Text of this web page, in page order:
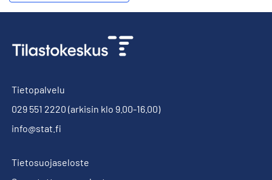
Tietopalvelu
029 551 2220 (arkisin klo 9.00-16.00)
info@stat.fi
Tietosuojaseloste